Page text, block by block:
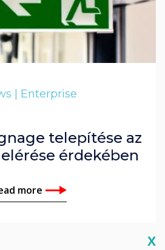
| Enterprise
telepítése az
érdekében
more
X